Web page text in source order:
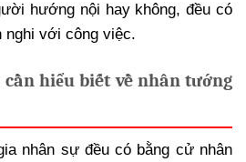
hướng nội hay không, đều có
nghi với công việc.
cần hiểu biết về nhân tướng
nhân sự đều có bằng cử nhân